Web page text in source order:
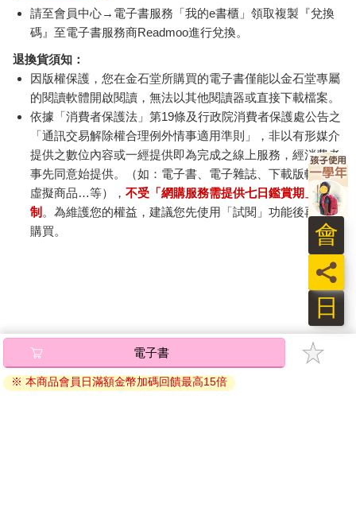
請至會員中心→電子書服務「我的e書櫃」領取複製『兌換
碼』至電子書服務商Readmoo進行兌換。
退換貨須知：
因版權保護，您在金石堂所購買的電子書僅能以金石堂專屬
的閱讀軟體開啟閱讀，無法以其他閱讀器或直接下載檔案。
依據「消費者保護法」第19條及行政院消費者保護處公告之
「通訊交易解除權合理例外情事適用準則」，非以有形媒介
提供之數位內容或一經提供即為完成之線上服務，經消費者
事先同意始提供。（如：電子書、電子雜誌、下載版軟體、
虛擬商品…等），不受「網購服務需提供七日鑑賞期」的限
制 。為維護您的權益，建議您先使用「試閱」功能後再付款
購買。
電子書
※ 本商品會員日滿額金幣加碼回饋最高15倍
日
員
會